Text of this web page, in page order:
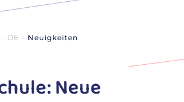
DE Neuigkeiten
Neue